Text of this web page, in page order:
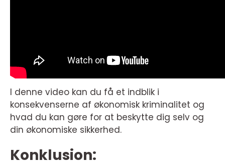
I denne video kan du få et indblik i
konsekvenserne af økonomisk kriminalitet og
hvad du kan gøre for at beskytte dig selv og
din økonomiske sikkerhed.
Konklusion: